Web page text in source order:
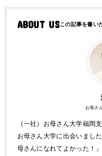
ABOUT US
お母さ
（一社）お母さん大学福
お母さん大学に出会いまし
母さんになれてよかった！